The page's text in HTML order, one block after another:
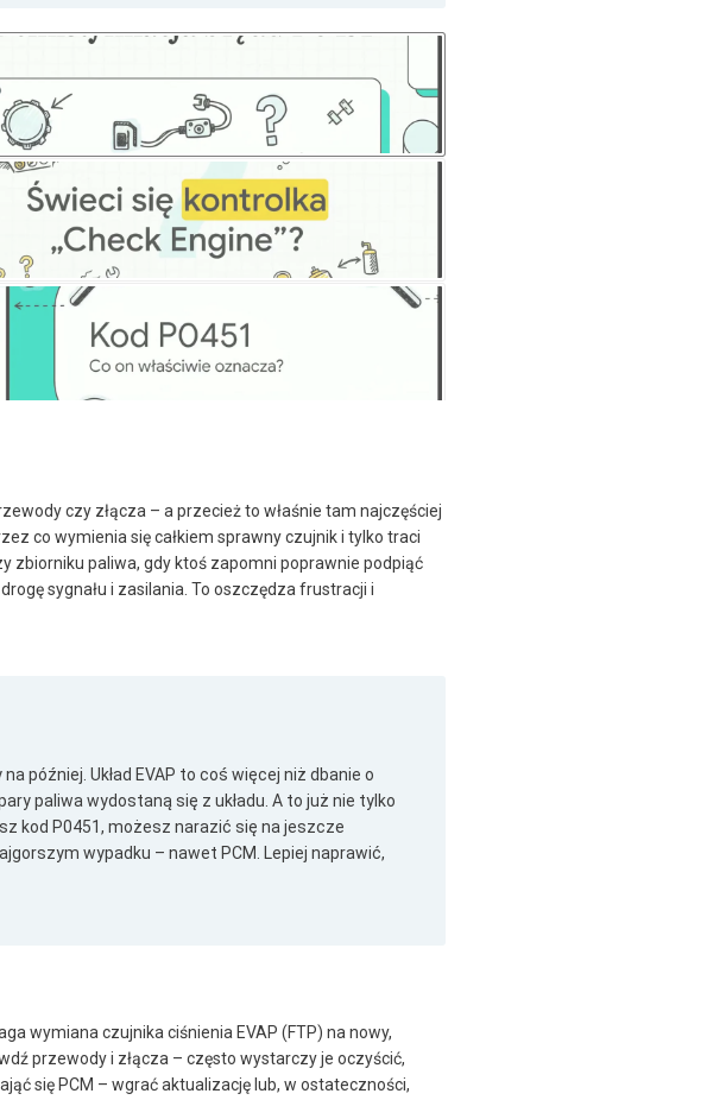
czy złącza – a przecież to właśnie tam najczęściej
co wymienia się całkiem sprawny czujnik i tylko traci
zbiorniku paliwa, gdy ktoś zapomni poprawnie podpiąć
sygnału i zasilania. To oszczędza frustracji i
później. Układ EVAP to coś więcej niż dbanie o
paliwa wydostaną się z układu. A to już nie tylko
kod P0451, możesz narazić się na jeszcze
wypadku – nawet PCM. Lepiej naprawić,
wymiana czujnika ciśnienia EVAP (FTP) na nowy,
przewody i złącza – często wystarczy je oczyścić,
się PCM – wgrać aktualizację lub, w ostateczności,